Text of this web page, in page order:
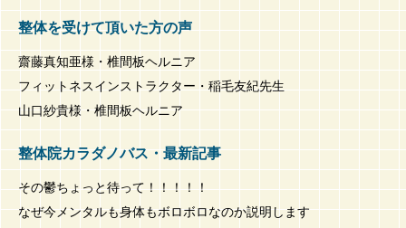
整体を受けて頂いた方の声
齋藤真知亜様・椎間板ヘルニア
フィットネスインストラクター・稲毛友紀先生
山口紗貴様・椎間板ヘルニア
整体院カラダノバス・最新記事
その鬱ちょっと待って！！！！！
なぜ今メンタルも身体もボロボロなのか説明します